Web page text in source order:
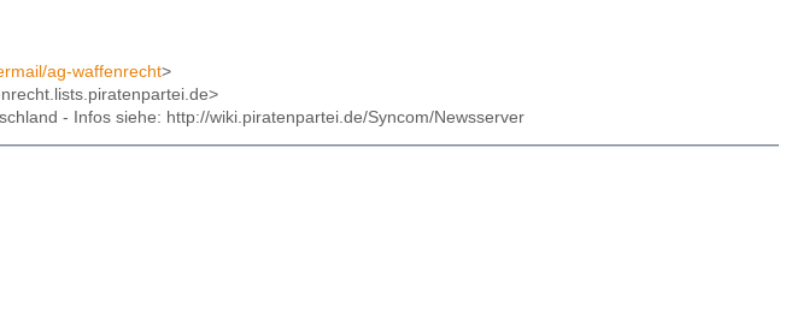
ag-waffenrecht>
- Infos siehe: http://wiki.piratenpartei.de/Syncom/Newsserver